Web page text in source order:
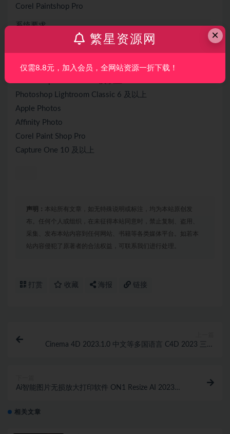
Corel Paintshop Pro
系统要求
Windows 10、11
可选集成
Photoshop CS6 及以上
Photoshop Lightroom Classic 6 及以上
Apple Photos
Affinity Photo
Corel Paint Shop Pro
Capture One 10 及以上
声明： 本站所有文章，如无特殊说明或标注，均为本站原创发
布。任何个人或组织，在未征得本站同意时，禁止复制、盗用、
采集、发布本站内容到任何网站、书籍等各类媒体平台。如若本
站内容侵犯了原著者的合法权益，可联系我们进行处理。
打赏 收藏 海报 链接
Cinema 4D 2023.1.0 中文等多国语言 C4D 2023 三维
Ai智能图片无损放大打印软件 ON1 Resize AI 2023
相关文章
×
繁星资源网
仅需8.8元，加入会员，全网站资源一折下载！